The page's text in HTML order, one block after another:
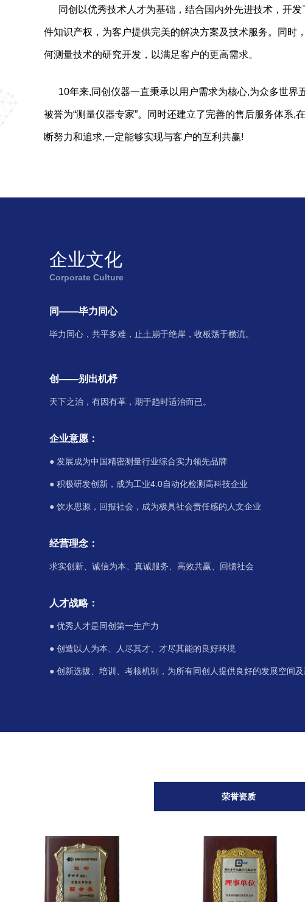
同创以优秀技术人才为基础，结合国内外先进技术，开
件知识产权，为客户提供完美的解决方案及技术服务。同时
何测量技术的研究开发，以满足客户的更高需求。
10年来,同创仪器一直秉承以用户需求为核心,为众多世
被誉为“测量仪器专家”。同时还建立了完善的售后服务体系
断努力和追求,一定能够实现与客户的互利共赢!
企业文化
Corporate Culture
同——毕力同心
毕力同心，共平多难，止土崩于绝岸，收板荡于横流。
创——别出机杼
天下之治，有因有革，期于趋时适治而已。
企业意愿：
● 发展成为中国精密测量行业综合实力领先品牌
● 积极研发创新，成为工业4.0自动化检测高科技企业
● 饮水思源，回报社会，成为极具社会责任感的人文企业
经营理念：
求实创新、诚信为本、真诚服务、高效共赢、回馈社会
人才战略：
● 优秀人才是同创第一生产力
● 创造以人为本、人尽其才、才尽其能的良好环境
● 创新选拔、培训、考核机制，为所有同创人提供良好的发展空间
荣誉资质